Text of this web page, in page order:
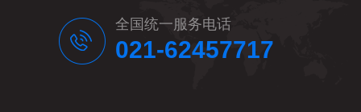
全国统一服务电话
021-62457717